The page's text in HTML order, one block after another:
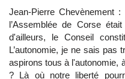
Jean-Pierre Chevènement :
l’Assemblée de Corse
d'ailleurs, le Conseil
L’autonomie, je ne sais pas
aspirons tous à l'autonomie,
? Là où notre liberté